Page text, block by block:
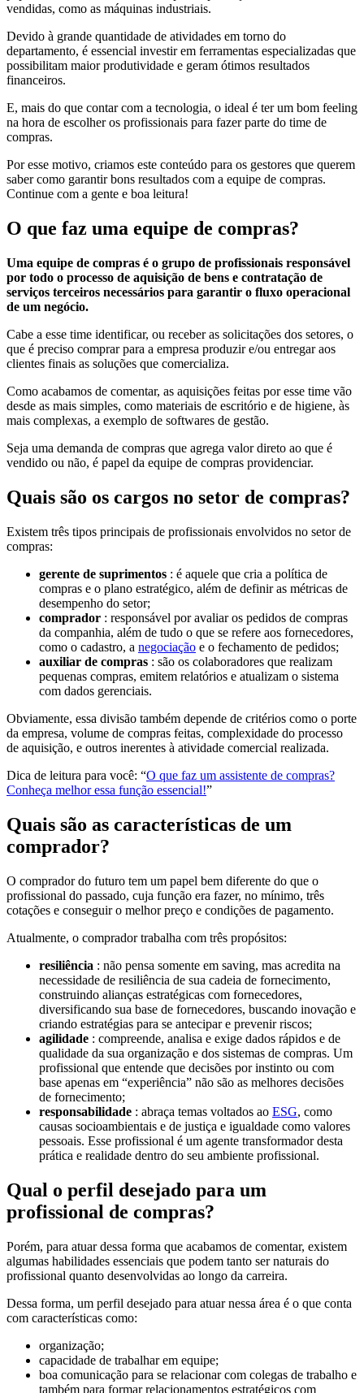
vendidas, como as máquinas industriais.
Devido à grande quantidade de atividades em torno do
departamento, é essencial investir em ferramentas especializadas que
possibilitam maior produtividade e geram ótimos resultados
financeiros.
E, mais do que contar com a tecnologia, o ideal é ter um bom feeling
na hora de escolher os profissionais para fazer parte do time de
compras.
Por esse motivo, criamos este conteúdo para os gestores que querem
saber como garantir bons resultados com a equipe de compras.
Continue com a gente e boa leitura!
O que faz uma equipe de compras?
Uma equipe de compras é o grupo de profissionais responsável
por todo o processo de aquisição de bens e contratação de
serviços terceiros necessários para garantir o fluxo operacional
de um negócio.
Cabe a esse time identificar, ou receber as solicitações dos setores, o
que é preciso comprar para a empresa produzir e/ou entregar aos
clientes finais as soluções que comercializa.
Como acabamos de comentar, as aquisições feitas por esse time vão
desde as mais simples, como materiais de escritório e de higiene, às
mais complexas, a exemplo de softwares de gestão.
Seja uma demanda de compras que agrega valor direto ao que é
vendido ou não, é papel da equipe de compras providenciar.
Quais são os cargos no setor de compras?
Existem três tipos principais de profissionais envolvidos no setor de
compras:
gerente de suprimentos : é aquele que cria a política de
compras e o plano estratégico, além de definir as métricas de
desempenho do setor;
comprador : responsável por avaliar os pedidos de compras
da companhia, além de tudo o que se refere aos fornecedores,
como o cadastro, a negociação e o fechamento de pedidos;
auxiliar de compras : são os colaboradores que realizam
pequenas compras, emitem relatórios e atualizam o sistema
com dados gerenciais.
Obviamente, essa divisão também depende de critérios como o porte
da empresa, volume de compras feitas, complexidade do processo
de aquisição, e outros inerentes à atividade comercial realizada.
Dica de leitura para você: “O que faz um assistente de compras?
Conheça melhor essa função essencial!”
Quais são as características de um
comprador?
O comprador do futuro tem um papel bem diferente do que o
profissional do passado, cuja função era fazer, no mínimo, três
cotações e conseguir o melhor preço e condições de pagamento.
Atualmente, o comprador trabalha com três propósitos:
resiliência : não pensa somente em saving, mas acredita na
necessidade de resiliência de sua cadeia de fornecimento,
construindo alianças estratégicas com fornecedores,
diversificando sua base de fornecedores, buscando inovação e
criando estratégias para se antecipar e prevenir riscos;
agilidade : compreende, analisa e exige dados rápidos e de
qualidade da sua organização e dos sistemas de compras. Um
profissional que entende que decisões por instinto ou com
base apenas em “experiência” não são as melhores decisões
de fornecimento;
responsabilidade : abraça temas voltados ao ESG, como
causas socioambientais e de justiça e igualdade como valores
pessoais. Esse profissional é um agente transformador desta
prática e realidade dentro do seu ambiente profissional.
Qual o perfil desejado para um
profissional de compras?
Porém, para atuar dessa forma que acabamos de comentar, existem
algumas habilidades essenciais que podem tanto ser naturais do
profissional quanto desenvolvidas ao longo da carreira.
Dessa forma, um perfil desejado para atuar nessa área é o que conta
com características como:
organização;
capacidade de trabalhar em equipe;
boa comunicação para se relacionar com colegas de trabalho e
também para formar relacionamentos estratégicos com